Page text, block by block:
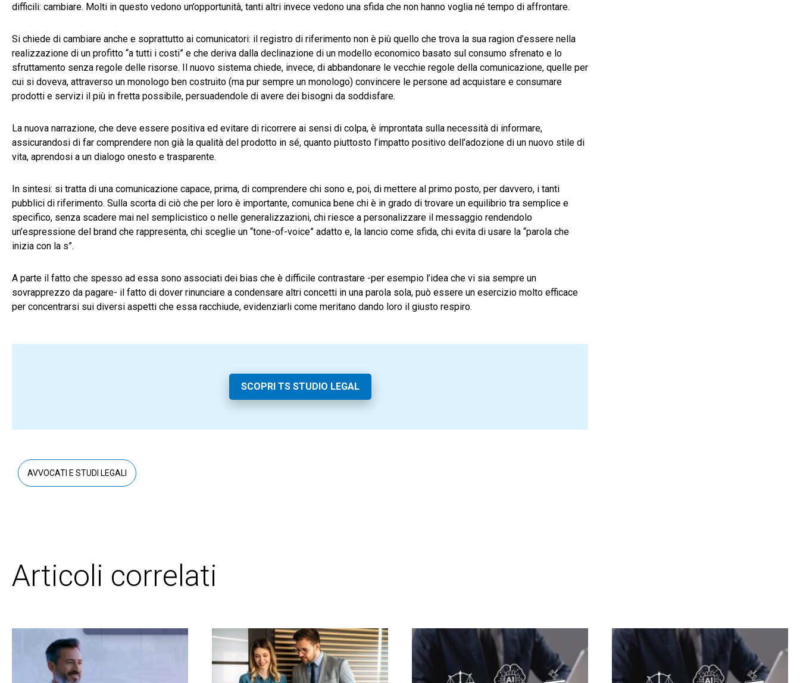
difficili: cambiare. Molti in questo vedono un’opportunità, tanti altri invece vedono una sfida che non hanno voglia né tempo di affrontare.
Si chiede di cambiare anche e soprattutto ai comunicatori: il registro di riferimento non è più quello che trova la sua ragion d’essere nella
realizzazione di un profitto “a tutti i costi” e che deriva dalla declinazione di un modello economico basato sul consumo sfrenato e lo
sfruttamento senza regole delle risorse. Il nuovo sistema chiede, invece, di abbandonare le vecchie regole della comunicazione, quelle per
cui si doveva, attraverso un monologo ben costruito (ma pur sempre un monologo) convincere le persone ad acquistare e consumare
prodotti e servizi il più in fretta possibile, persuadendole di avere dei bisogni da soddisfare.
La nuova narrazione, che deve essere positiva ed evitare di ricorrere ai sensi di colpa, è improntata sulla necessità di informare,
assicurandosi di far comprendere non già la qualità del prodotto in sé, quanto piuttosto l’impatto positivo dell’adozione di un nuovo stile di
vita, aprendosi a un dialogo onesto e trasparente.
In sintesi: si tratta di una comunicazione capace, prima, di comprendere chi sono e, poi, di mettere al primo posto, per davvero, i tanti
pubblici di riferimento. Sulla scorta di ciò che per loro è importante, comunica bene chi è in grado di trovare un equilibrio tra semplice e
specifico, senza scadere mai nel semplicistico o nelle generalizzazioni, chi riesce a personalizzare il messaggio rendendolo
un’espressione del brand che rappresenta, chi sceglie un “tone-of-voice” adatto e, la lancio come sfida, chi evita di usare la “parola che
inizia con la s”.
A parte il fatto che spesso ad essa sono associati dei bias che è difficile contrastare -per esempio l’idea che vi sia sempre un
sovrapprezzo da pagare- il fatto di dover rinunciare a condensare altri concetti in una parola sola, può essere un esercizio molto efficace
per concentrarsi sui diversi aspetti che essa racchiude, evidenziarli come meritano dando loro il giusto respiro.
SCOPRI TS STUDIO LEGAL
AVVOCATI E STUDI LEGALI
Articoli correlati